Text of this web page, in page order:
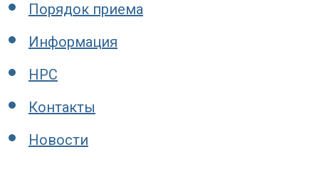
Порядок приема
Информация
НРС
Контакты
Новости